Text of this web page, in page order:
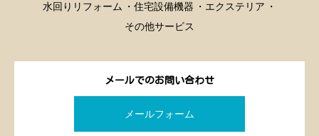
水回りリフォーム
住宅設備機器
エクステリア
その他サービス
メールでのお問い合わせ
メールフォーム